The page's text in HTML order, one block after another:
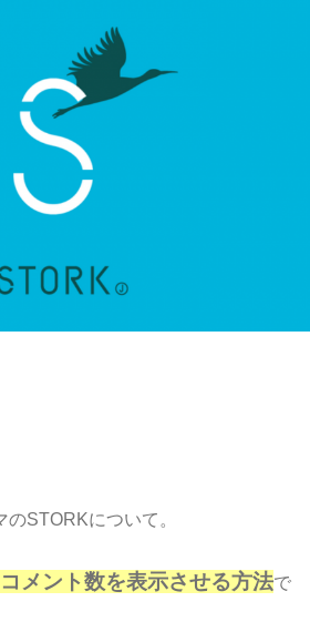
STORKについて。
メント数を表示させる方法で